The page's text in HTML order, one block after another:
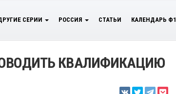
СЕРИИ РОССИЯ СТАТЬИ КАЛЕНДАРЬ Ф1
КВАЛИФИКАЦИЮ